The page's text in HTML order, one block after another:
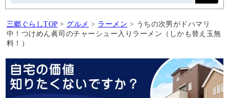
三郷ぐらしTOP > グルメ > ラーメン > うちの次男がドハマリ
中！つけめん眞司のチャーシュー入りラーメン（しかも替え玉無
料！）